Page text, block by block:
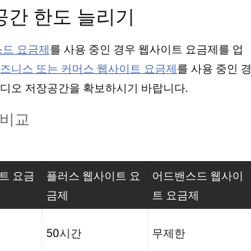
한도 늘리기
요금제를 사용 중인 경우 웹사이트 요금제를 업
니스 또는 커머스 웹사이트 요금제를 사용 중인 경
오 저장공간을 확보하시기 바랍니다.
교
요금
플러스 웹사이트 요
금제
어드밴스드 웹사이
트 요금제
50시간 무제한